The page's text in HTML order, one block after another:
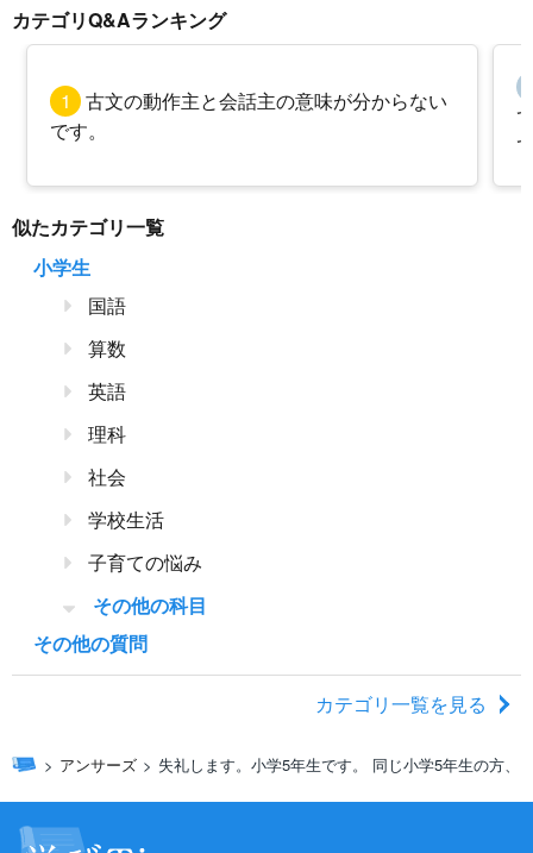
カテゴリQ&Aランキング
1
古文の動作主と会話主の意味が分からない
です。
似たカテゴリ一覧
小学生
国語
算数
英語
理科
社会
学校生活
子育ての悩み
その他の科目
その他の質問
カテゴリ一覧を見る
アンサーズ 失礼します。小学5年生です。 同じ小学5年生の方、